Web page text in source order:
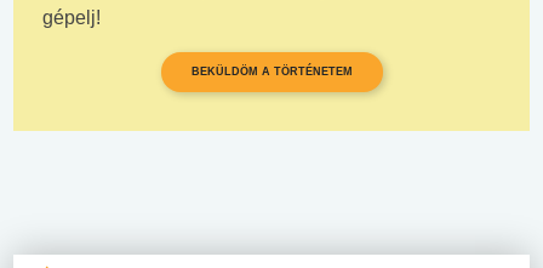
gépelj!
BEKÜLDÖM A TÖRTÉNETEM